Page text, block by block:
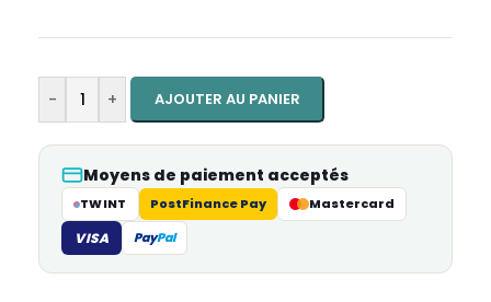
- + AJOUTER AU PANIER
Moyens de paiement acceptés
TWINT PostFinance Pay Mastercard
VISA PayPal